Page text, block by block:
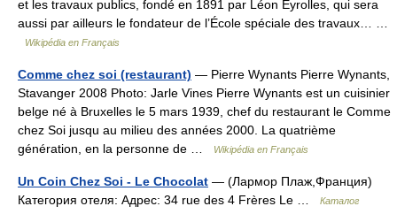
et les travaux publics, fondé en 1891 par Léon Eyrolles, qui sera
aussi par ailleurs le fondateur de l’École spéciale des travaux… …
Wikipédia en Français
Comme chez soi (restaurant) — Pierre Wynants Pierre Wynants,
Stavanger 2008 Photo: Jarle Vines Pierre Wynants est un cuisinier
belge né à Bruxelles le 5 mars 1939, chef du restaurant le Comme
chez Soi jusqu au milieu des années 2000. La quatrième
génération, en la personne de …
Wikipédia en Français
Un Coin Chez Soi - Le Chocolat — (Лармор Плаж,Франция)
Категория отеля: Адрес: 34 rue des 4 Frères Le …
Каталог